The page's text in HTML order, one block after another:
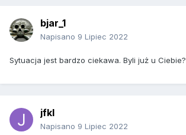
bjar_1
Napisano 9 Lipiec 2022
Sytuacja jest bardzo ciekawa. Byli już u Ciebie?
jfkl
Napisano 9 Lipiec 2022